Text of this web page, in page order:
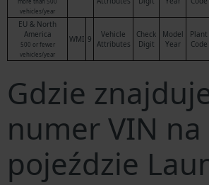
vehicles/year
EU & North
America
500 or fewer
vehicles/year
WMI 9
Vehicle
Attributes
Check
Digit
Model
Year
Plant
Code
Gdzie
numer VIN na
pojeździe